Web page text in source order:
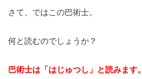
さて、ではこの巴術士。
何と読むのでしょうか？
巴術士は「はじゅつし」と読みます。